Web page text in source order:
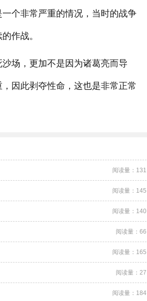
个非常严重的情况，当时的战争
作战。
场，更加不是因为诸葛亮而导
因此剥夺性命，这也是非常正常
阅读量：131
阅读量：145
阅读量：140
阅读量：66
阅读量：165
阅读量：27
阅读量：184